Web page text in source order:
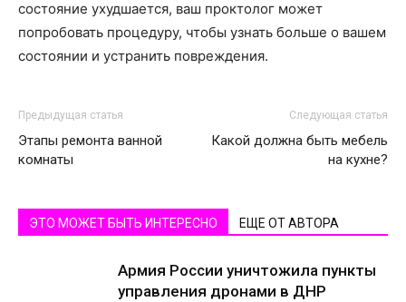
состояние ухудшается, ваш проктолог может
попробовать процедуру, чтобы узнать больше о вашем
состоянии и устранить повреждения.
Предыдущая статья
Этапы ремонта ванной
комнаты
Следующая статья
Какой должна быть мебель
на кухне?
ЭТО МОЖЕТ БЫТЬ ИНТЕРЕСНО ЕЩЕ ОТ АВТОРА
Армия России уничтожила пункты
управления дронами в ДНР